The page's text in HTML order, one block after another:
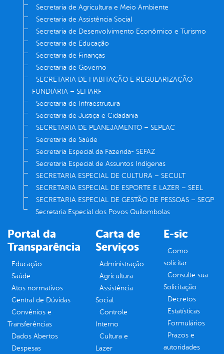
Secretaria de Agricultura e Meio Ambiente
Secretaria de Assistência Social
Secretaria de Desenvolvimento Econômico e Turismo
Secretaria de Educação
Secretaria de Finanças
Secretaria de Governo
SECRETARIA DE HABITAÇÃO E REGULARIZAÇÃO
FUNDIÁRIA – SEHARF
Secretaria de Infraestrutura
Secretaria de Justiça e Cidadania
SECRETARIA DE PLANEJAMENTO – SEPLAC
Secretaria de Saúde
Secretaria Especial da Fazenda- SEFAZ
Secretaria Especial de Assuntos Indígenas
SECRETARIA ESPECIAL DE CULTURA – SECULT
SECRETARIA ESPECIAL DE ESPORTE E LAZER – SEEL
SECRETARIA ESPECIAL DE GESTÃO DE PESSOAS – SEGP
Secretaria Especial dos Povos Quilombolas
Portal da
Transparência
Educação
Saúde
Atos normativos
Central de Dúvidas
Convênios e
Transferências
Dados Abertos
Despesas
Carta de
Serviços
Administração
Agricultura
Assistência
Social
Controle
Interno
Cultura e
Lazer
E-sic
Como
solicitar
Consulte sua
Solicitação
Decretos
Estatísticas
Formulários
Prazos e
autoridades